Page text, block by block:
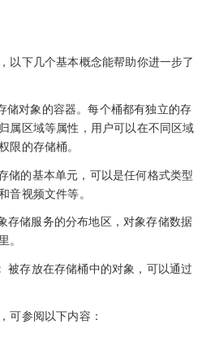
以下几个基本概念能帮助你进一步了
储对象的容器。每个桶都有独立的存
属区域等属性，用户可以在不同区域
限的存储桶。
储的基本单元，可以是任何格式类型
音视频文件等。
存储服务的分布地区，对象存储数据
。
被存放在存储桶中的对象，可以通过
可参阅以下内容：